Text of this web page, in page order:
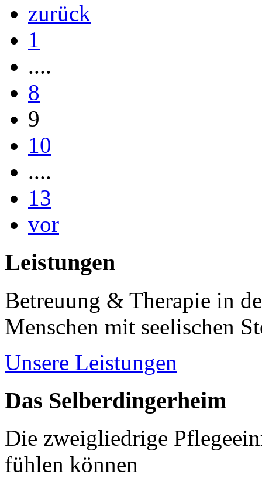
zurück
1
....
8
9
10
....
13
vor
Leistungen
Betreuung & Therapie in
Menschen mit seelischen
Unsere Leistungen
Das Selberdingerheim
Die zweigliedrige
fühlen können